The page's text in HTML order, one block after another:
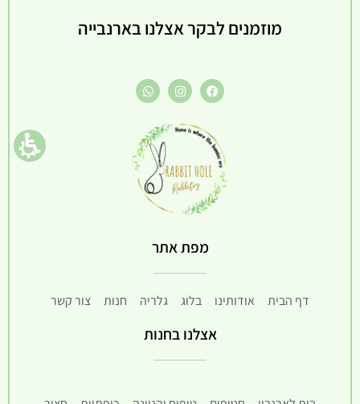
מוזמנים לבקר אצלנו בארנבייה
מפת אתר
דף הבית אודותינו בלוג גלריה חנות צור קשר
אצלנו בחנות